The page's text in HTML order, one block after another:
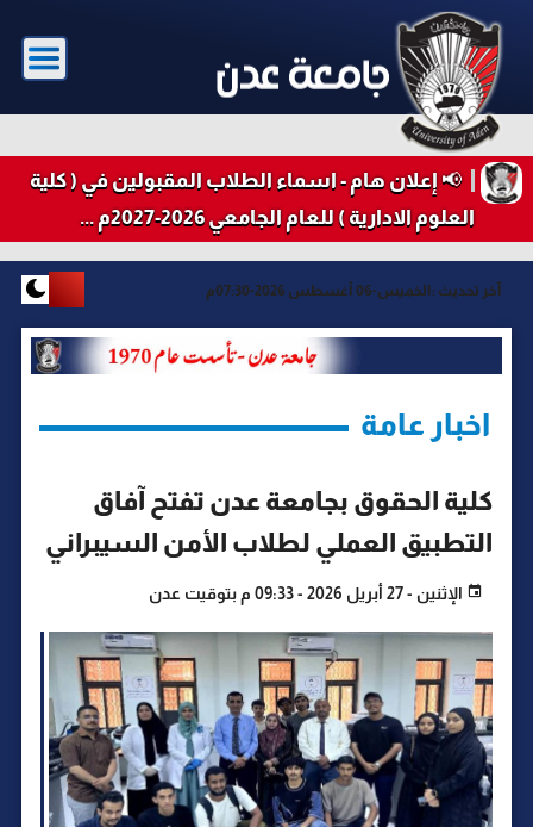
📢 إعلان هام - اسماء الطلاب المقبولين في ( كلية
العلوم الادارية ) للعام الجامعي 2026-2027م ...
آخر تحديث : الخميس-06 أغسطس 2026-07:30م
اخبار عامة
كلية الحقوق بجامعة عدن تفتح آفاق
التطبيق العملي لطلاب الأمن السيبراني
الإثنين - 27 أبريل 2026 - 09:33 م بتوقيت عدن